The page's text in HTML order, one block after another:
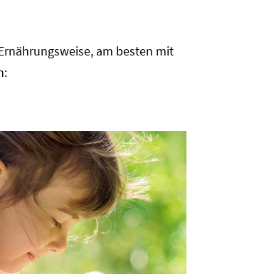
am besten mit